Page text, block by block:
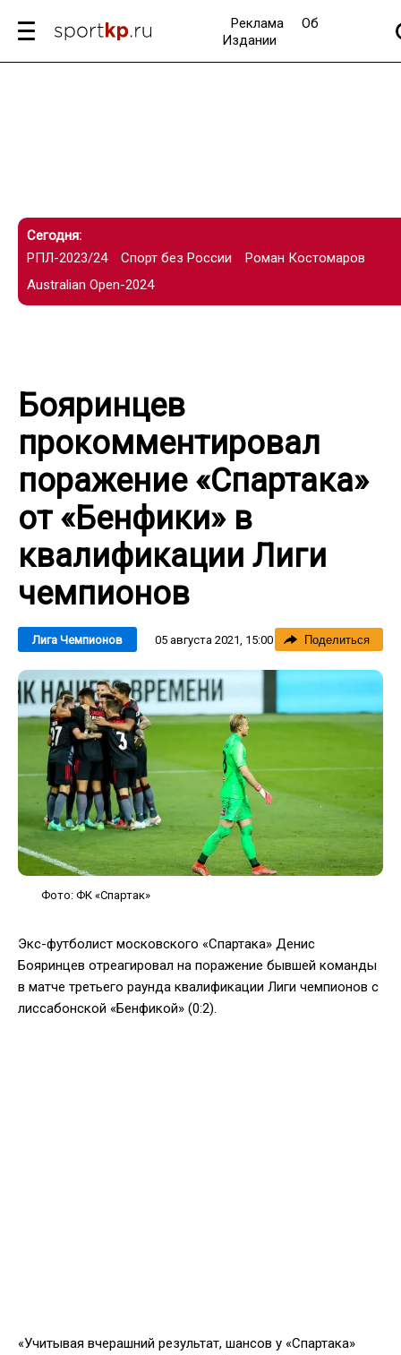
Реклама
Об
Издании
Сегодня:
РПЛ-2023/24
Спорт без России
Роман Костомаров
Australian Open-2024
Бояринцев
прокомментировал
поражение «Спартака»
от «Бенфики» в
квалификации Лиги
чемпионов
Лига Чемпионов 05 августа 2021, 15:00 Поделиться
Фото: ФК «Спартак»
Экс-футболист московского «Спартака» Денис
Бояринцев отреагировал на поражение бывшей команды
в матче третьего раунда квалификации Лиги чемпионов с
лиссабонской «Бенфикой» (0:2).
«Учитывая вчерашний результат, шансов у «Спартака»